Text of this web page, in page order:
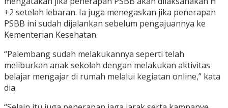
+2 setelah lebaran. Ia juga menegaskan jika penerapan
PSBB ini sudah dijalankan sebelum pengajuannya ke
Kementerian Kesehatan.
“Palembang sudah melakukannya seperti telah
meliburkan anak sekolah dengan melakukan aktivitas
belajar mengajar di rumah melalui kegiatan online,” kata
dia.